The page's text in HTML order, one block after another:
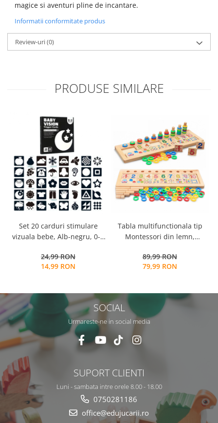
magice si aventuri pline de incantare.
Informatii conformitate produs
Review-uri(0)
PRODUSE SIMILARE
Set 20 carduri stimulare
vizuala bebe, Alb-negru, 0-3
24,99 RON
14,99 RON
Tabla multifunctionala tip
Montessori din lemn,
multicolore pt cantitate,
numere si operatiuni
89,99 RON
79,99 RON
SOCIAL
Urmareste-ne in social media
SUPORT CLIENTI
Luni - sambata intre orele 8.00 - 18.00
0750281186
office@edujucarii.ro